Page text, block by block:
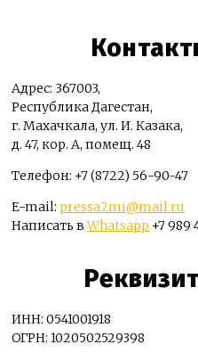
Адрес: 367003,
Республика Дагестан,
г. Махачкала, ул. И. Казака,
д. 47, кор. А, помещ. 48
Телефон: +7 (8722) 56-90-47
E-mail: pressa2mi@mail.ru
Написать вWhatsapp +7 989
ИНН: 0541001918
ОГРН: 1020502529398